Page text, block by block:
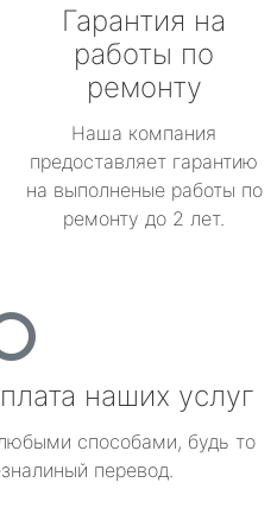
Гарантия на
работы по
ремонту
Наша компания
предоставляет гарантию
на выполненые работы по
ремонту до 2 лет.
наших услуг
способами, будь то
перевод.